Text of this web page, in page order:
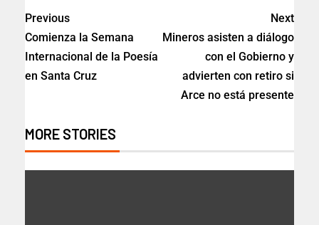
Previous
Comienza la Semana
Internacional de la Poesía
en Santa Cruz
Next
Mineros asisten a diálogo
con el Gobierno y
advierten con retiro si
Arce no está presente
MORE STORIES